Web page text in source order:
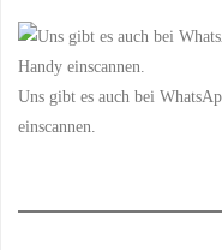
Uns gibt es auch bei
einscannen.